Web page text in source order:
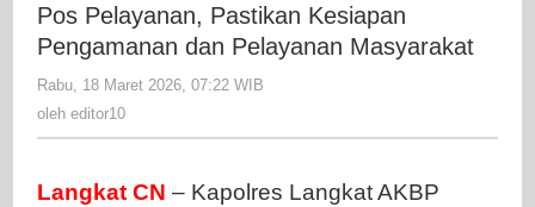
Pos
Kesiapan
Pos Pelayanan, Pastikan Kesiapan
Pengamanan dan Pelayanan Masyarakat
Rabu, 18 Maret 2026, 07:22 WIB
oleh editor10
Langkat CN – Kapolres Langkat AKBP